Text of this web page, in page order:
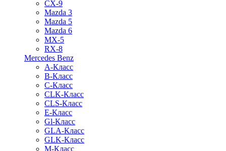
CX-9
Mazda 3
Mazda 5
Mazda 6
MX-5
RX-8
Mercedes Benz
A-Класс
B-Класс
C-Класс
CLK-Класс
CLS-Класс
E-Класс
Gl-Класс
GLA-Класс
GLK-Класс
M-Класс